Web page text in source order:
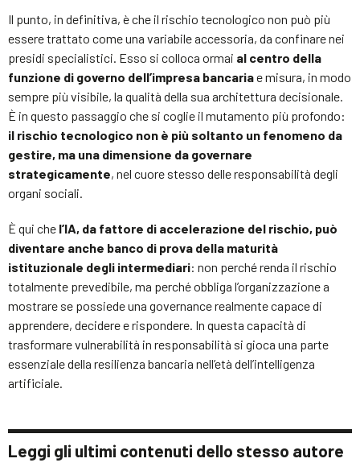
Il punto, in definitiva, è che il rischio tecnologico non può più
essere trattato come una variabile accessoria, da confinare nei
presidi specialistici. Esso si colloca ormai al centro della
funzione di governo dell’impresa bancariae misura, in modo
sempre più visibile, la qualità della sua architettura decisionale.
È in questo passaggio che si coglie il mutamento più profondo:
il rischio tecnologico non è più soltanto un fenomeno da
gestire, ma una dimensione da governare
strategicamente, nel cuore stesso delle responsabilità degli
organi sociali.
È qui che l’IA, da fattore di accelerazione del rischio, può
diventare anche banco di prova della maturità
istituzionale degli intermediari: non perché renda il rischio
totalmente prevedibile, ma perché obbliga l’organizzazione a
mostrare se possiede una governance realmente capace di
apprendere, decidere e rispondere. In questa capacità di
trasformare vulnerabilità in responsabilità si gioca una parte
essenziale della resilienza bancaria nell’età dell’intelligenza
artificiale.
Leggi gli ultimi contenuti dello stesso autore